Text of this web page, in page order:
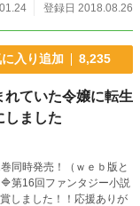
登録日 2018.08.26
入り追加 8,235
ていた令嬢に転生
しました
同時発売！（ｗｅｂ版と
第16回ファンタジー小説
しました！！応援ありが